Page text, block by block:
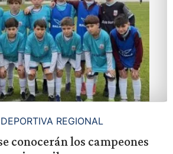
REGIONAL
conocerán los campeones